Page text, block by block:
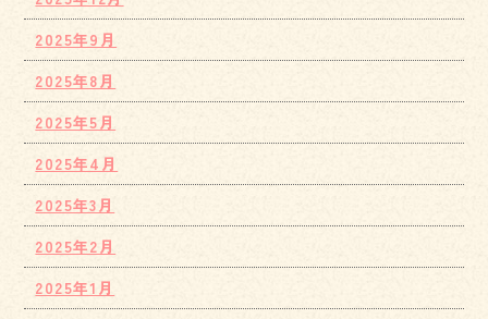
2025年9月
2025年8月
2025年5月
2025年4月
2025年3月
2025年2月
2025年1月